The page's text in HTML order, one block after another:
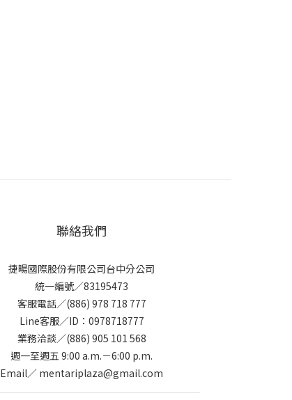
聯絡我們
捷暘國際股份有限公司台中分公司
統一編號／83195473
客服電話／(886) 978 718 777
Line客服／ID：0978718777
業務洽談／(886) 905 101 568
週一至週五 9:00 a.m.－6:00 p.m.
Email／ mentariplaza@gmail.com